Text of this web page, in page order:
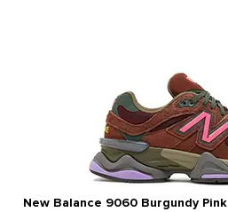
New Balance 9060 Burgundy Pink